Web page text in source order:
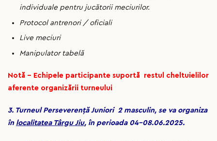
individuale pentru jucătorii meciurilor.
Protocol antrenori / oficiali
Live meciuri
Manipulator tabelă
Notă – Echipele participante suportă restul cheltuielilor
aferente organizării turneului
3. Turneul Perseverență Juniori 2 masculin, se va organiza
în localitatea Târgu Jiu, în perioada 04-08.06.2025.